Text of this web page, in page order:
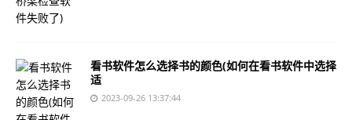
看书软件怎么选择书的颜色(如何在看书软件中选择
适
2023-09-26 13:37:44